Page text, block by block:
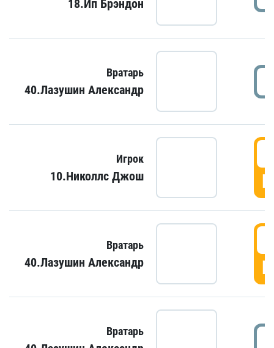
18.Ип Брэндон
Вратарь
40.Лазушин Александр
Игрок
10.Николлс Джош
Вратарь
40.Лазушин Александр
Вратарь